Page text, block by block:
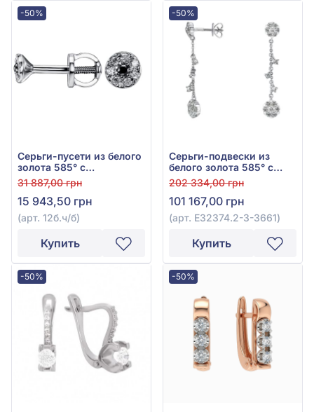
-50%
Серьги-пусети из белого
золота 585° с
прозрачным
бриллиантом 0,07ct и
чёрным бриллиантом
0,018ct, арт. 12б.ч/б
31 887,00 грн
15 943,50 грн
(арт. 12б.ч/б)
Купить
-50%
Серьги-подвески из
белого золота 585° с
бриллиантом 1,25ct, арт.
E32374.2-3-3661
202 334,00 грн
101 167,00 грн
(арт. E32374.2-3-3661)
Купить
-50% -50%